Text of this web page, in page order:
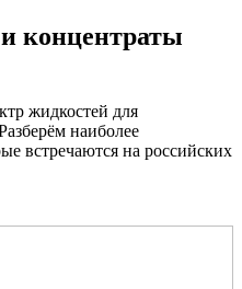
концентраты
жидкостей для
наиболее
встречаются на российских